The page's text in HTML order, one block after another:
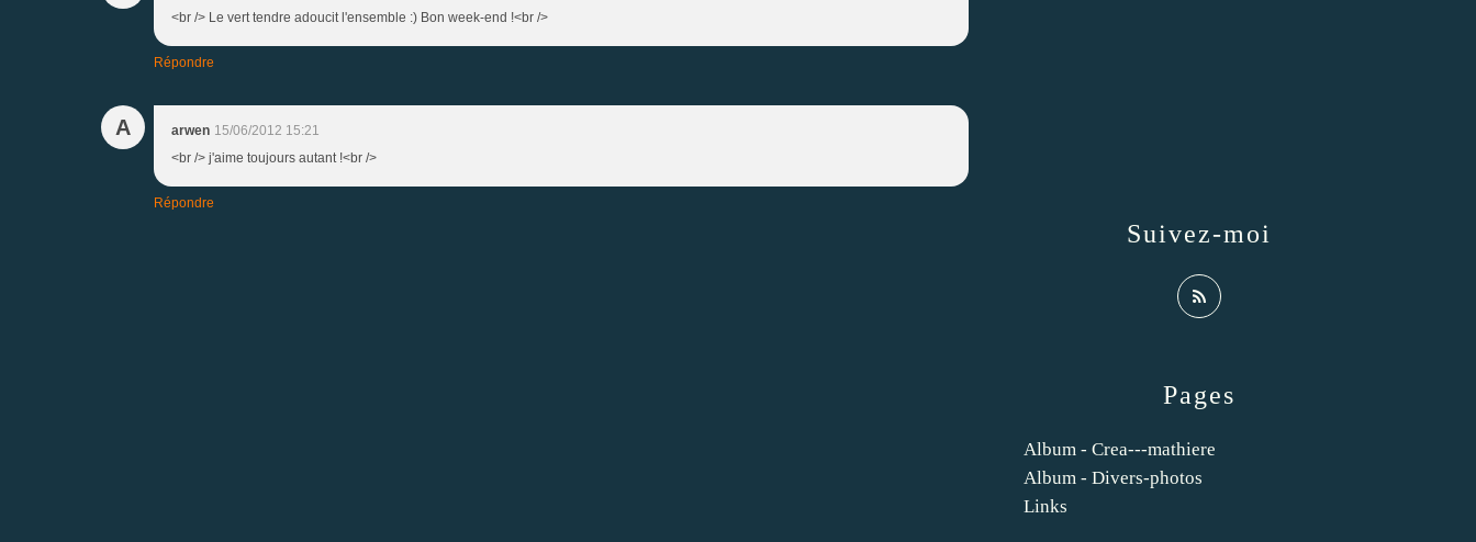
<br /> Le vert tendre adoucit l'ensemble :) Bon week-end !<br />
Répondre
A arwen 15/06/2012 15:21
<br /> j'aime toujours autant !<br />
Répondre
Pages
Album - Crea---mathiere
Album - Divers-photos
Links
Suivez-moi